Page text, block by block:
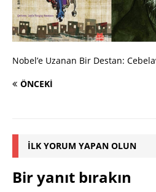
Nobel’e Uzanan Bir Destan:
ÖNCEKI
İLK YORUM YAPAN OLUN
Bir yanıt bırakın